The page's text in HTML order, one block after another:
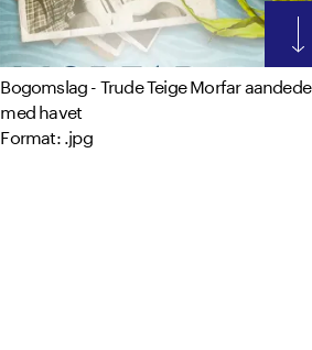
Bogomslag - Trude Teige Morfar aandede
med havet
Format: .jpg